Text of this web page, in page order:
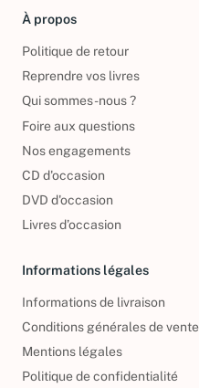
À propos
Politique de retour
Reprendre vos livres
Qui sommes-nous ?
Foire aux questions
Nos engagements
CD d'occasion
DVD d'occasion
Livres d’occasion
Informations légales
Informations de livraison
Conditions générales de vente
Mentions légales
Politique de confidentialité